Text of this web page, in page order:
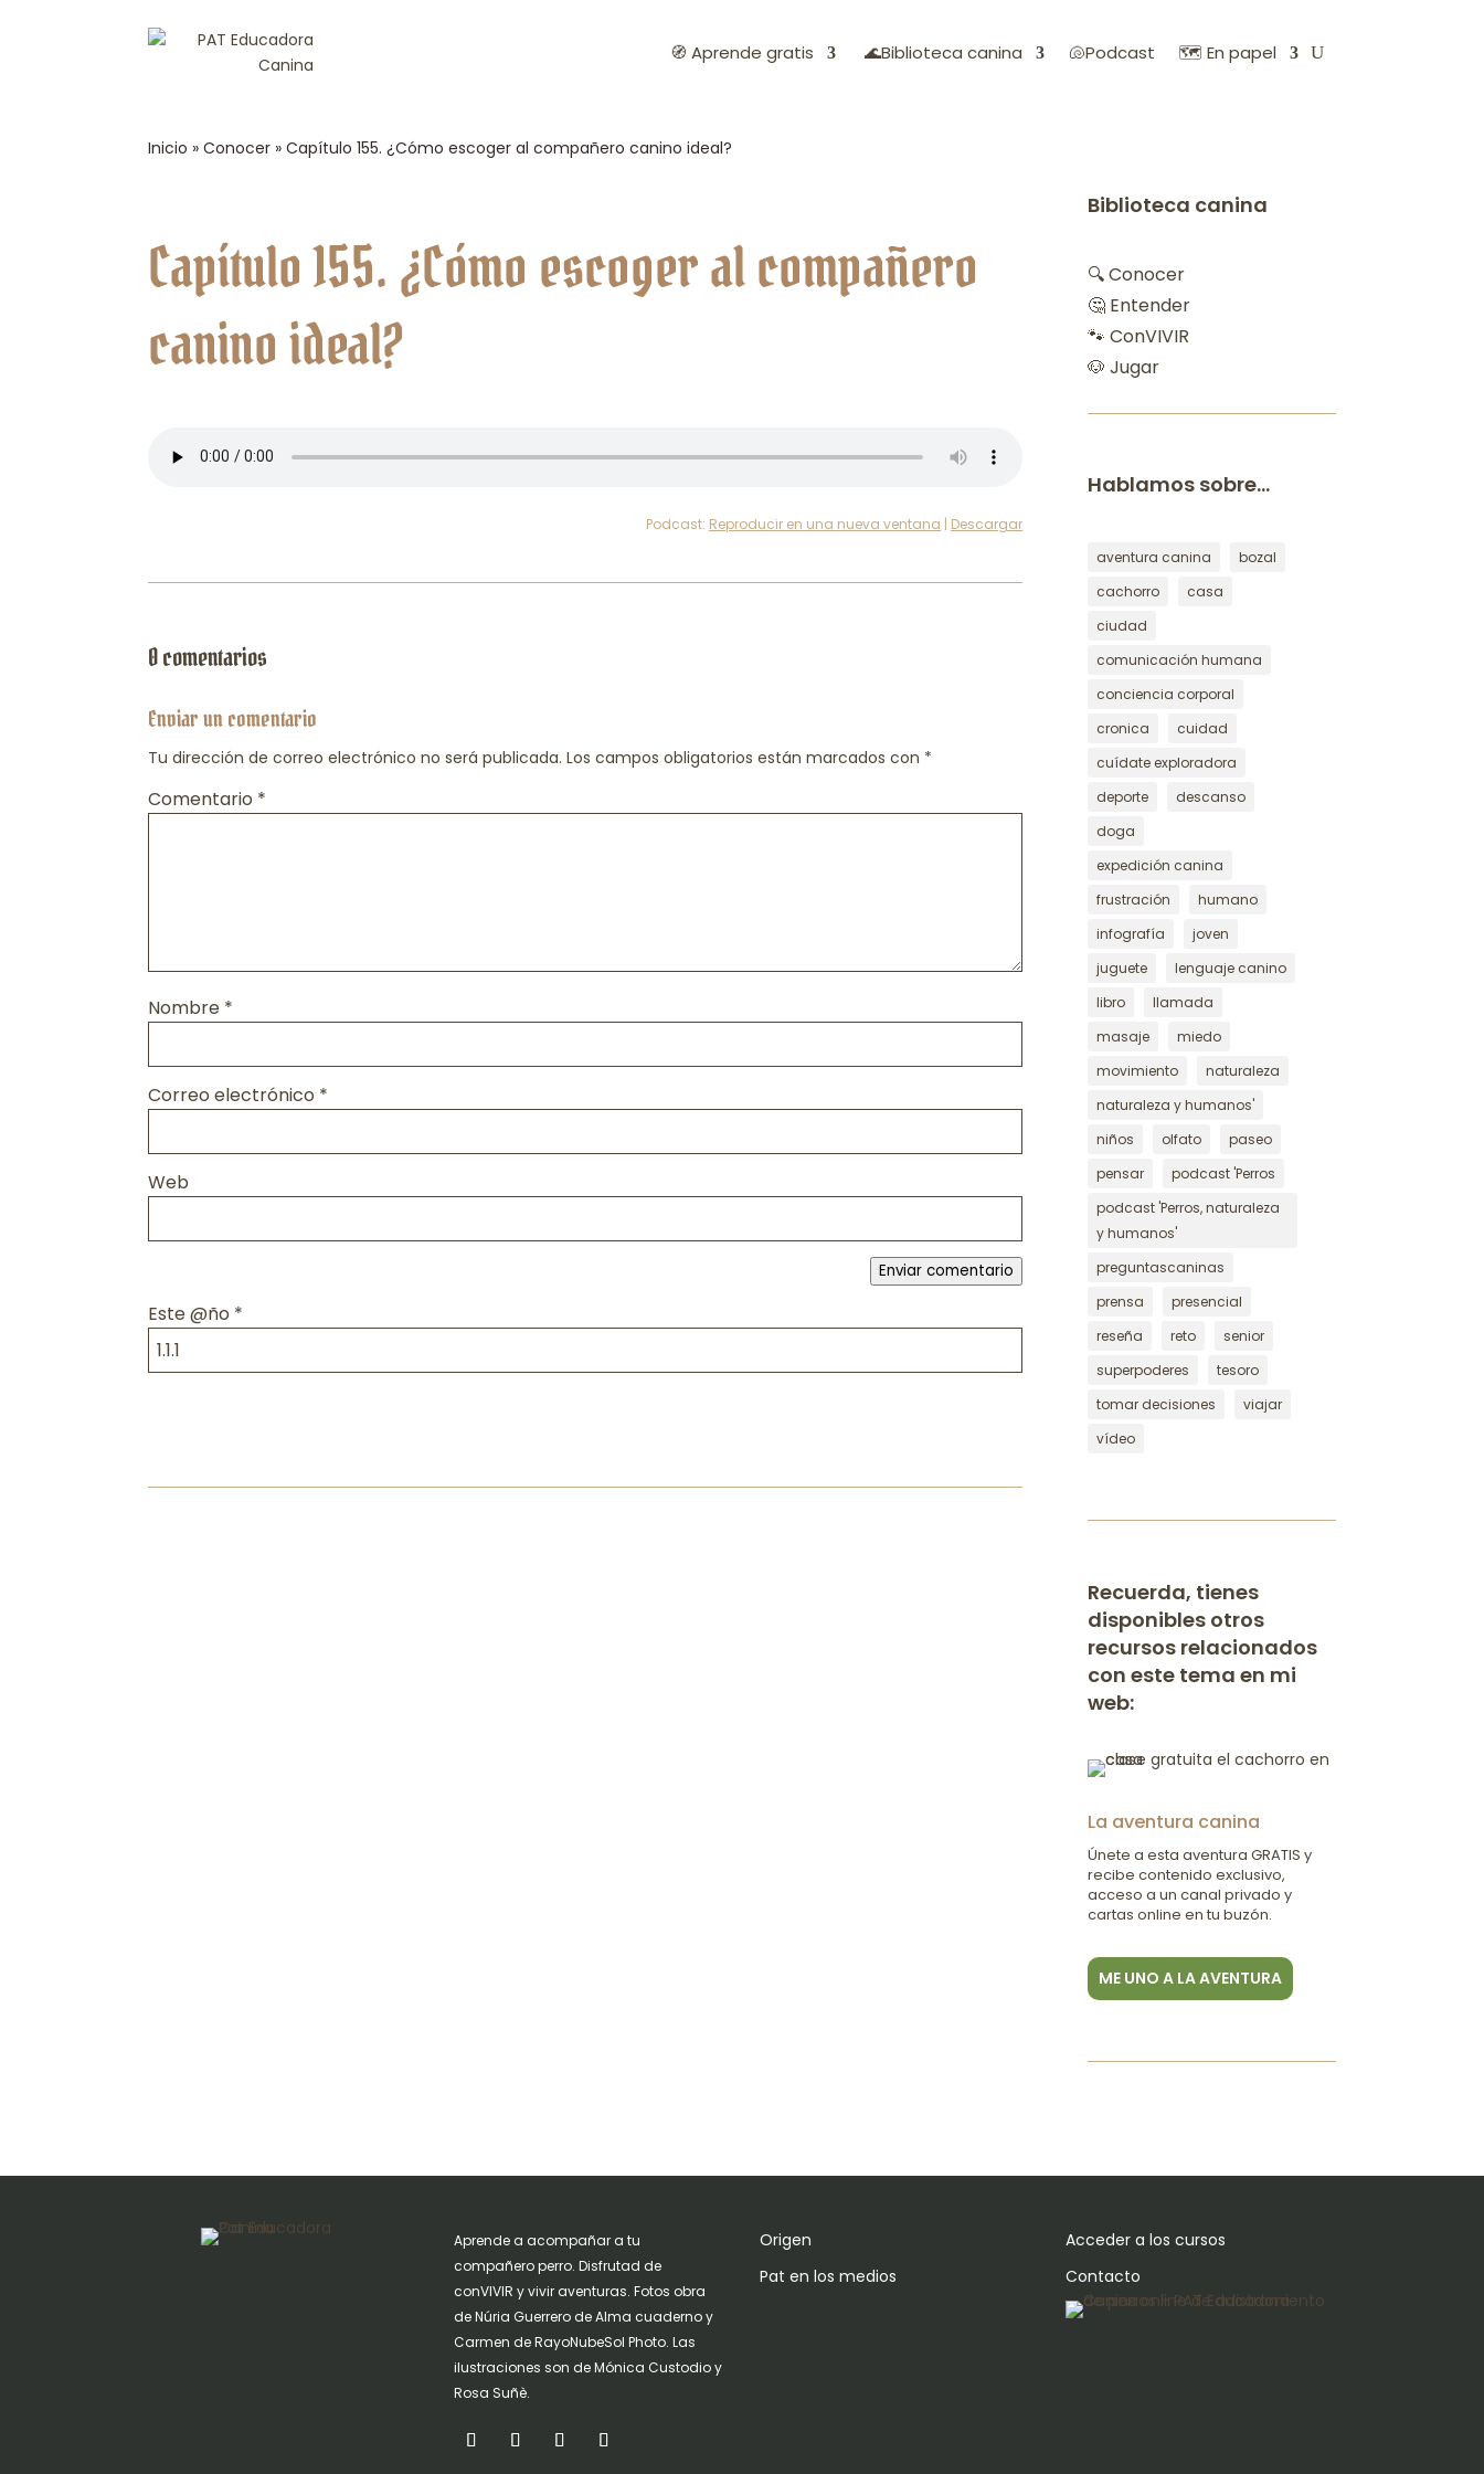
🧭 Aprende gratis 🌊Biblioteca canina 🐚Podcast 🗺️ En papel
Inicio »Conocer »Capítulo 155. ¿Cómo escoger al compañero canino ideal?
Capítulo 155. ¿Cómo escoger al compañero
canino ideal?
Podcast: Reproducir en una nueva ventana | Descargar
0 comentarios
Enviar un comentario
Tu dirección de correo electrónico no será publicada. Los campos obligatorios están marcados con *
Comentario *
Nombre *
Correo electrónico *
Web
Enviar comentario
Este @ño *
Biblioteca canina
🔍 Conocer
🤔 Entender
🐾 ConVIVIR
🐶 Jugar
Hablamos sobre…
aventura canina
bozal
cachorro
casa
ciudad
comunicación humana
conciencia corporal
cronica
cuidad
cuídate exploradora
deporte
descanso
doga
expedición canina
frustración
humano
infografía
joven
juguete
lenguaje canino
libro
llamada
masaje
miedo
movimiento
naturaleza
naturaleza y humanos'
niños
olfato
paseo
pensar
podcast 'Perros
podcast 'Perros, naturaleza
y humanos'
preguntascaninas
prensa
presencial
reseña
reto
senior
superpoderes
tesoro
tomar decisiones
viajar
vídeo
Recuerda, tienes
disponibles otros
recursos relacionados
con este tema en mi
web:
La aventura canina
Únete a esta aventura GRATIS y
recibe contenido exclusivo,
acceso a un canal privado y
cartas online en tu buzón.
ME UNO A LA AVENTURA
Aprende a acompañar a tu
compañero perro. Disfrutad de
conVIVIR y vivir aventuras. Fotos obra
de Núria Guerrero de Alma cuaderno y
Carmen de RayoNubeSol Photo. Las
ilustraciones son de Mónica Custodio y
Rosa Suñè.
Origen
Pat en los medios
Acceder a los cursos
Contacto